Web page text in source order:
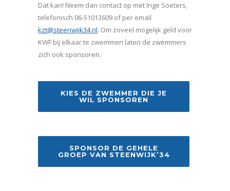
Dat kan! Neem dan contact op met Inge Soeters,
telefonisch 06-51013609 of per email
kzt@steenwijk34.nl. Om zoveel mogelijk geld voor
KWF bij elkaar te zwemmen laten de zwemmers
zich ook sponsoren.
KIES DE ZWEMMER DIE JE
WIL SPONSOREN
SPONSOR DE GEHELE
GROEP VAN STEENWIJK’34